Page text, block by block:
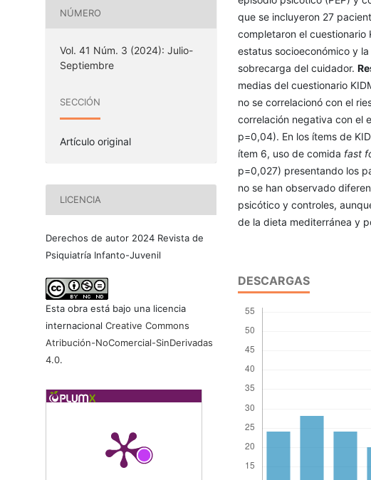
NÚMERO
Vol. 41 Núm. 3 (2024): Julio-
Septiembre
SECCIÓN
Artículo original
LICENCIA
Derechos de autor 2024 Revista de
Psiquiatría Infanto-Juvenil
Esta obra está bajo una licencia
internacional Creative Commons
Atribución-NoComercial-SinDerivadas
4.0.
que se incluyeron 27
completaron el cuestionario
estatus socioeconómico y
sobrecarga del cuidador.
medias del cuestionario
no se correlacionó con el
correlación negativa con el
p=0,04). En los ítems de
ítem 6, uso de comida fast
p=0,027) presentando los
no se han observado
psicótico y controles,
de la dieta mediterránea y
DESCARGAS